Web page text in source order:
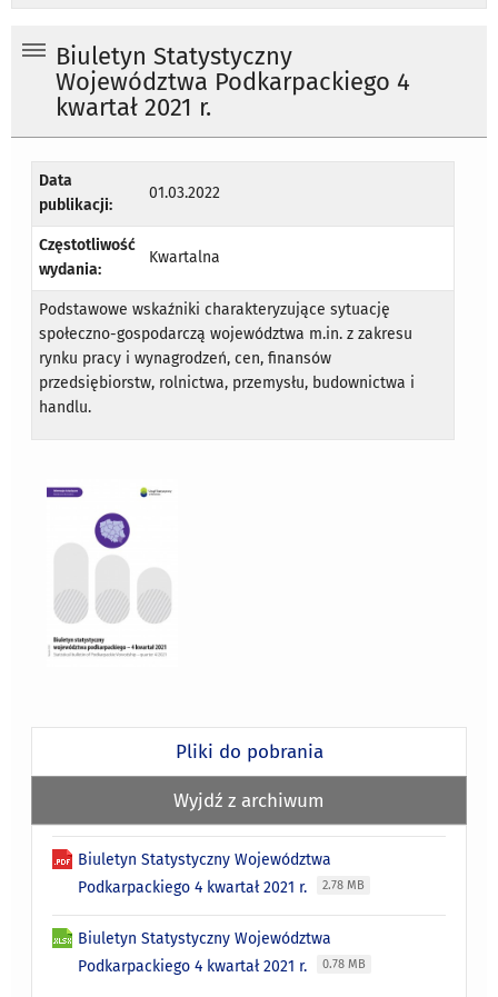
Biuletyn Statystyczny
Województwa Podkarpackiego 4
kwartał 2021 r.
Data
publikacji:
01.03.2022
Częstotliwość
wydania:
Kwartalna
Podstawowe wskaźniki charakteryzujące sytuację
społeczno-gospodarczą województwa m.in. z zakresu
rynku pracy i wynagrodzeń, cen, finansów
przedsiębiorstw, rolnictwa, przemysłu, budownictwa i
handlu.
Pliki do pobrania
Wyjdź z archiwum
Biuletyn Statystyczny Województwa
Podkarpackiego 4 kwartał 2021 r.
2.78 MB
Biuletyn Statystyczny Województwa
Podkarpackiego 4 kwartał 2021 r.
0.78 MB